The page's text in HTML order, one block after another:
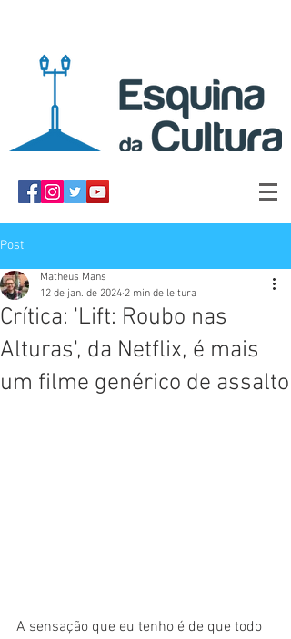
Post
Crítica: 'Lift: Roubo nas
Alturas', da Netflix, é mais
um filme genérico de assalto
Matheus Mans
12 de jan. de 2024 2 min de leitura
A sensação que eu tenho é de que todo